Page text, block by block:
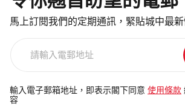
馬上訂閱我們的定期通訊，緊貼城中最
電
郵
輸入電子郵箱地址，即表示閣下同意 使用條款
容